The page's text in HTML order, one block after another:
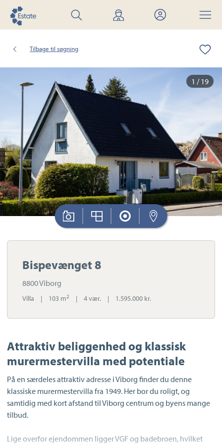
Søg
bolig
Find
mægler
Mit
Estate
Menu
Tilbage til søgning
1 / 19
Bispevænget 8
8800 Viborg
Villa | 103 m2 | 4 vær. | 1.595.000 kr.
Attraktiv beliggenhed og klassisk
murermestervilla med potentiale
På en særdeles attraktiv adresse i Viborg finder du denne
klassiske murermestervilla fra 1949. Her bor du roligt, og
samtidig med kort afstand til Viborg centrum og byens mange
tilbud.
Lige overfor ejendommen ligger VGF og badebroen, hvilket